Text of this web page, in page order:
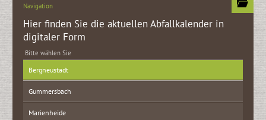
Navigation
Hier finden Sie die aktuellen Abfallkalender in
digitaler Form
Bitte wählen Sie
Bergneustadt
Gummersbach
Marienheide